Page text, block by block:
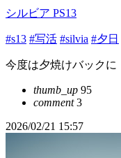
シルビア PS13
#s13 #写活 #silvia #夕日
今度は夕焼けバックに
thumb_up 95
comment3
2026/02/21 15:57